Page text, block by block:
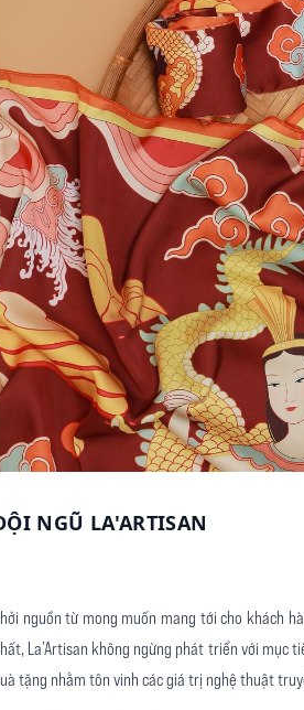
NGŨ LA'ARTISAN
nguồn từ mong muốn mang tới cho khách
La’Artisan không ngừng phát triển với mục
tặng nhằm tôn vinh các giá trị nghệ thuật